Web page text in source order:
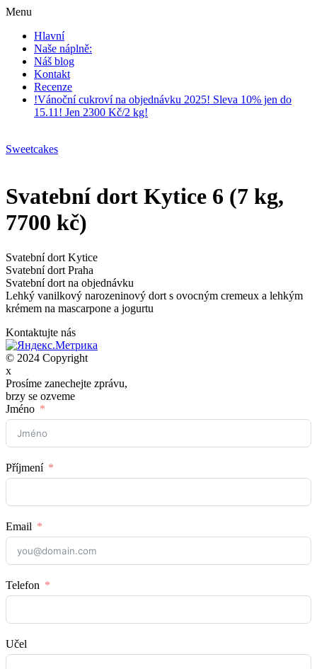
Menu
Hlavní
Naše náplně:
Náš blog
Kontakt
Recenze
!Vánoční cukroví na objednávku 2025! Sleva 10% jen do
15.11! Jen 2300 Kč/2 kg!
Sweetcakes
Svatební dort Kytice 6 (7 kg,
7700 kč)
Svatební dort Kytice
Svatební dort Praha
Svatební dort na objednávku
Lehký vanilkový narozeninový dort s ovocným cremeux a lehkým
krémem na mascarpone a jogurtu
Kontaktujte nás
© 2024 Copyright
x
Prosíme zanechejte zprávu,
brzy se ozveme
Jméno
Příjmení
Email
Telefon
Učel